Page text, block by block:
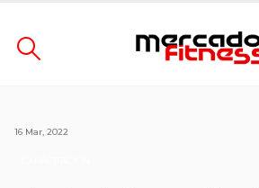
16 Mar, 2022